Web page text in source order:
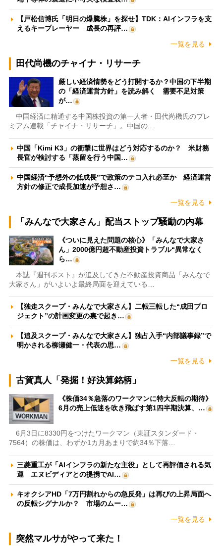
【戸松信博氏「明日の爆騰株」を探せ】TDK：AIインフラを支
えるキープレーヤー 成長の再評…
一覧を見る
田代尚機のチャイナ・リサーチ
厳しい経済情勢をどう打開するか？中国の下半期
の「経済運営方針」を読み解く 需要不足対策
が…
中国経済に精通する中国株投資の第一人者・田代尚機氏のプレ
ミアム連載「チャイナ・リサーチ」。中国の…
中国「Kimi K3」の衝撃に世界はどう対応するのか？ 米財務
長官が検討する「蒸留を行う中国…
中国経済“予想外の低成長”で政策のテコ入れ必至か 経済運営
方針の修正で成長加速が予想さ…
一覧を見る
「みんなで大家さん」配当ストップ騒動の内幕
《ついに見えた問題の核心》「みんなで大家さ
ん」2000億円超不動産投資トラブル“異常なく
ら…
本誌『週刊ポスト』が追及してきた不動産投資商品「みんなで
大家さん」がいよいよ最終局面を迎えている…
【独走スクープ・みんなで大家さん】二転三転した“成田プロ
ジェクト”の計画変更の裏で起き…
【追及スクープ・みんなで大家さん】独占入手“内部議事録”で
明かされる柳瀬健一・代表の思…
一覧を見る
古賀真人「発掘！好決算銘柄」
《株価34％急落のワークマンに特大反転の期待》
6月の売上低迷を吹き飛ばす第1四半期決算、…
6月3日に8330円をつけたワークマン（東証スタンダード・
7564）の株価は、わずか1カ月あまりで約34％下落…
三菱重工が「AIインフラの新たな主役」として再評価される気
運 エヌビディアとの提携でAI…
キオクシアHD「7万円割れからの急反発」は再びの上昇局面へ
の反転シグナルか？ 市場のムー…
一覧を見る
突然マルサがやって来た！